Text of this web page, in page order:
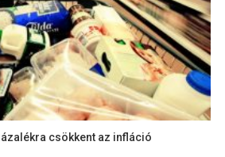
csökkent az infláció